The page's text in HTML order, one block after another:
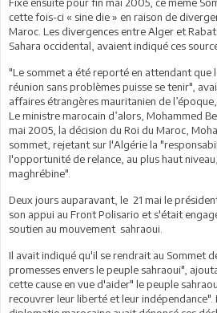
cette fois-ci « sine die » en raison de
Maroc. Les divergences entre Alger et
Sahara occidental, avaient indiqué ces
"Le sommet a été reporté en attendant que
réunion sans problèmes puisse se tenir",
affaires étrangères mauritanien de
Le ministre marocain d’alors, Mohammed
mai 2005, la décision du Roi du Maroc,
sommet, rejetant sur l'Algérie la
l'opportunité de relance, au plus haut
maghrébine".
Deux jours auparavant, le 21 mai le
son appui au Front Polisario et s'était
soutien au mouvement sahraoui.
Il avait indiqué qu'il se rendrait au Sommet
promesses envers le peuple sahraoui",
cette cause en vue d'aider" le peuple
recouvrer leur liberté et leur indépendance".